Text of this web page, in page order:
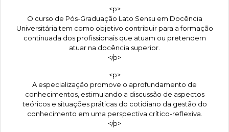
<p>
O curso de Pós-Graduação Lato Sensu em Docência
Universitária tem como objetivo contribuir para a formação
continuada dos profissionais que atuam ou pretendem
atuar na docência superior.
</p>
<p>
A especialização promove o aprofundamento de
conhecimentos, estimulando a discussão de aspectos
teóricos e situações práticas do cotidiano da gestão do
conhecimento em uma perspectiva crítico-reflexiva.
</p>